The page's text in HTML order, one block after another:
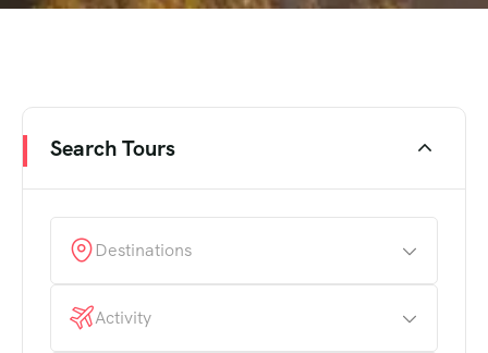
Search Tours
Destinations
Activity